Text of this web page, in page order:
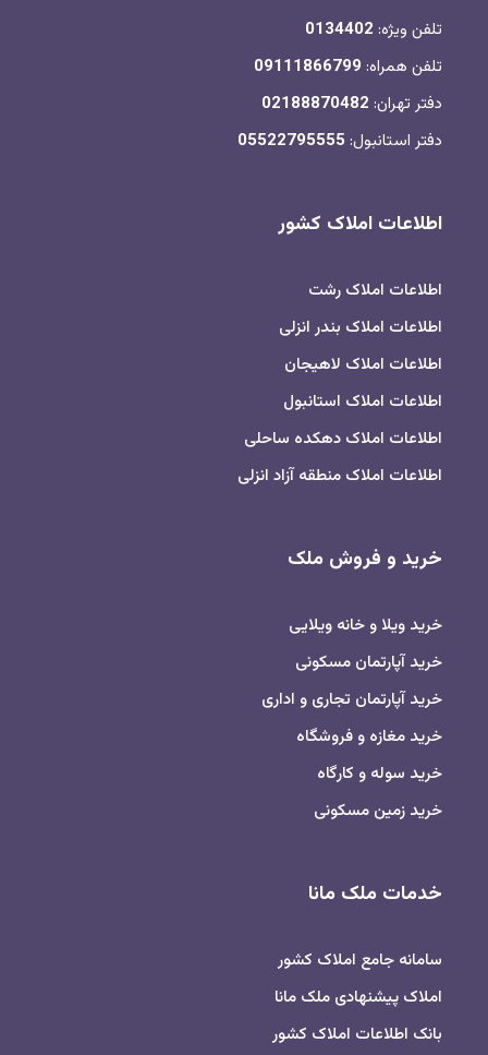
تلفن ویژه: 0134402
تلفن همراه: 09111866799
دفتر تهران: 02188870482
دفتر استانبول: 05522795555
اطلاعات املاک کشور
اطلاعات املاک رشت
اطلاعات املاک بندر انزلی
اطلاعات املاک لاهیجان
اطلاعات املاک استانبول
اطلاعات املاک دهکده ساحلی
اطلاعات املاک منطقه آزاد انزلی
خرید و فروش ملک
خرید ویلا و خانه ویلایی
خرید آپارتمان مسکونی
خرید آپارتمان تجاری و اداری
خرید مغازه و فروشگاه
خرید سوله و کارگاه
خرید زمین مسکونی
خدمات ملک مانا
سامانه جامع املاک کشور
املاک پیشنهادی ملک مانا
بانک اطلاعات املاک کشور